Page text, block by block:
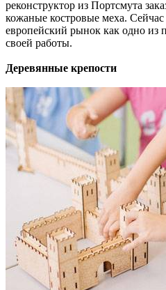
реконструктор из Портсмута
кожаные костровые меха.
европейский рынок как одно из
своей работы.
Деревянные крепости